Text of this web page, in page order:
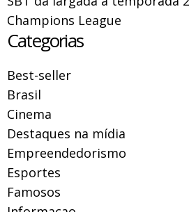
Champions League
Categorias
Best-seller
Brasil
Cinema
Destaques na mídia
Empreendedorismo
Esportes
Famosos